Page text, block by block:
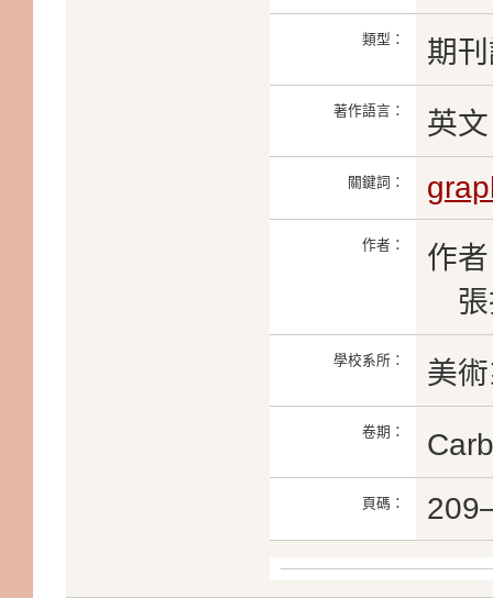
類型： 期
著作語言： 英文
關鍵詞：
作者：
作
張
學校系所： 美
卷期：
頁碼：